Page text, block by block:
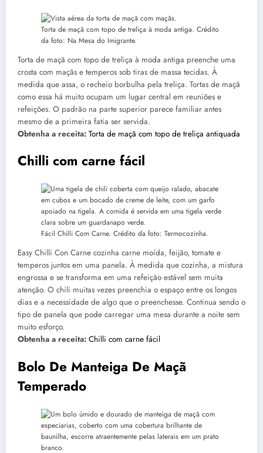
Torta de maçã com topo de treliça à moda antiga. Crédito
da foto: Na Mesa do Imigrante.
Torta de maçã com topo de treliça à moda antiga preenche uma
crosta com maçãs e temperos sob tiras de massa tecidas. À
medida que assa, o recheio borbulha pela treliça. Tortas de maçã
como essa há muito ocupam um lugar central em reuniões e
refeições. O padrão na parte superior parece familiar antes
mesmo de a primeira fatia ser servida.
Obtenha a receita: Torta de maçã com topo de treliça antiquada
Chilli com carne fácil
Fácil Chilli Com Carne. Crédito da foto: Termocozinha.
Easy Chilli Con Carne cozinha carne moída, feijão, tomate e
temperos juntos em uma panela. À medida que cozinha, a mistura
engrossa e se transforma em uma refeição estável sem muita
atenção. O chili muitas vezes preenchia o espaço entre os longos
dias e a necessidade de algo que o preenchesse. Continua sendo o
tipo de panela que pode carregar uma mesa durante a noite sem
muito esforço.
Obtenha a receita: Chilli com carne fácil
Bolo De Manteiga De Maçã
Temperado